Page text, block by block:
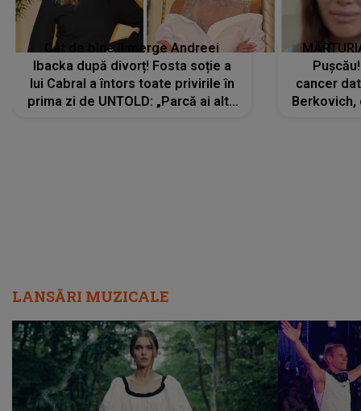
Cât de bine îi merge Andreei
Ibacka după divorț! Fosta soție a
lui Cabral a întors toate privirile în
prima zi de UNTOLD: „Parcă ai altă
cancer
LANSĂRI MUZICALE